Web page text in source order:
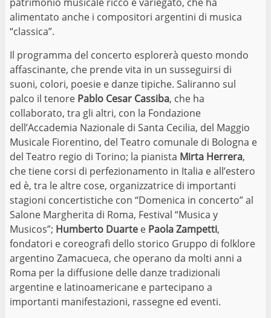
alimentato anche i compositori argentini di musica
“classica”.
Il programma del concerto esplorerà questo mondo
affascinante, che prende vita in un susseguirsi di
suoni, colori, poesie e danze tipiche. Saliranno sul
palco il tenore Pablo Cesar Cassiba, che ha
collaborato, tra gli altri, con la Fondazione
dell’Accademia Nazionale di Santa Cecilia, del Maggio
Musicale Fiorentino, del Teatro comunale di Bologna e
del Teatro regio di Torino; la pianista Mirta Herrera,
che tiene corsi di perfezionamento in Italia e all’estero
ed è, tra le altre cose, organizzatrice di importanti
stagioni concertistiche con “Domenica in concerto” al
Salone Margherita di Roma, Festival “Musica y
Musicos”; Humberto Duarte e Paola Zampetti,
fondatori e coreografi dello storico Gruppo di folklore
argentino Zamacueca, che operano da molti anni a
Roma per la diffusione delle danze tradizionali
argentine e latinoamericane e partecipano a
importanti manifestazioni, rassegne ed eventi.